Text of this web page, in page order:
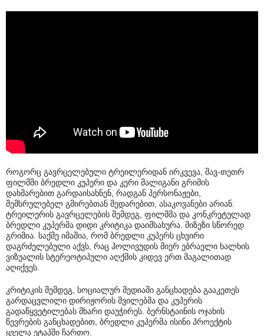
როგორც გავრცელებული ტრეილერიდან ირკვევა, შავ-თეთრ
ფილმში ბრედლი კუპერი და კერი მალიგანი გრიმის
დახმარებით გარდაისახნენ, რადგან პერსონაჟები,
შემსრულებელ გმირებთან შედარებით, ასაკოვანები არიან.
ტრეილერის გავრცელების შემდეგ, ფილმმა და კონკრეტულად
ბრედლი კუპერმა დიდი კრიტიკა დაიმსახურა. მიზეზი სწორედ
გრიმია. საქმე იმაშია, რომ ბრედლი კუპერს ცხვირი
დაგრძელებული აქვს, რაც ჰოლივუდის მიერ ებრაელი ხალხის
ვიზუალის სტერეოტიპული აღქმის კიდევ ერთ მაგალითად
აღიქვეს.
კრიტიკის შემდეგ, სოციალურ მედიაში განცხადება გააკეთეს
გარდაცვლილი დირიჟორის შვილებმა და კუპერის
გადაწყვეტილებას მხარი დაუჭირეს. ბერნსტაინის ოჯახის
წევრების განცხადებით, ბრედლი კუპერმა ისინი პროექტის
ყველა ეტაპში ჩართო.